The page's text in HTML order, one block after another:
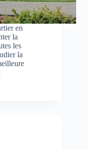
en
la
les
la